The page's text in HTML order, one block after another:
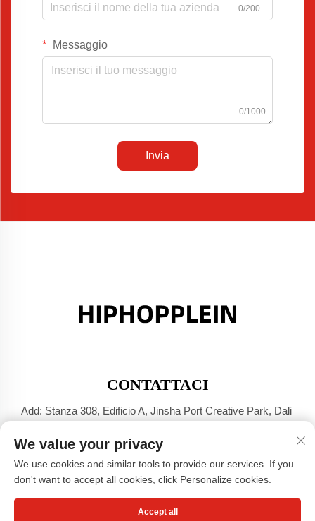
0/200
Messaggio
0/1000
Invia
CONTATTACI
Add: Stanza 308, Edificio A, Jinsha Port Creative Park, Dali
Tel: +86-17304049586
E-mail:[email protected]
We value your privacy
We use cookies and similar tools to provide our services. If you
don't want to accept all cookies, click Personalize cookies.
Accept all